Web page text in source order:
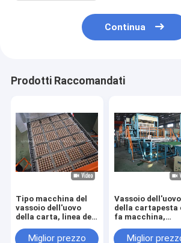
Continua
Prodotti Raccomandati
Tipo macchina del
vassoio dell'uovo
della carta, linea del
del vassoio dell'uovo
Miglior prezzo
Vassoio dell'uovo
della cartapesta
fa macchina,
produzione a
Miglior